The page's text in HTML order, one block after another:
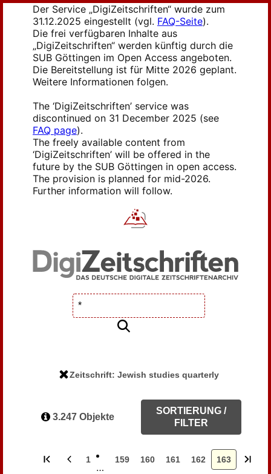
Der Service „DigiZeitschriften“ wurde zum
31.12.2025 eingestellt (vgl. FAQ-Seite).
Die frei verfügbaren Inhalte aus
„DigiZeitschriften“ werden künftig durch die
SUB Göttingen im Open Access angeboten.
Die Bereitstellung ist für Mitte 2026 geplant.
Weitere Informationen folgen.
The ‘DigiZeitschriften’ service was
discontinued on 31 December 2025 (see
FAQ page).
The freely available content from
‘DigiZeitschriften’ will be offered in the
future by the SUB Göttingen in open access.
The provision is planned for mid-2026.
Further information will follow.
Zeitschrift: Jewish studies quarterly
3.247 Objekte
SORTIERUNG /
FILTER
1
…
159 160 161 162 163